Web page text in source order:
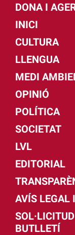
DONA I
INICI
CULTURA
LLENGUA
MEDI
OPINIÓ
POLÍTICA
SOCIETAT
LVL
EDITORIAL
AVÍS LEGAL
BUTLLETÍ